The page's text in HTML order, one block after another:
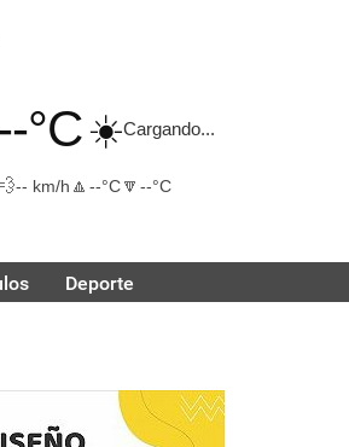
°C☀️Cargando...
-- km/h 🔼 --°C🔽 --°C
Deporte